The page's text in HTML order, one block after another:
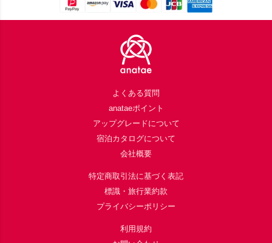
よくある質問
anataeポイント
アップグレードについて
宿泊カタログについて
会社概要
特定商取引法に基づく表記
標識・旅行業約款
プライバシーポリシー
利用規約